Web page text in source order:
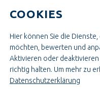
Ausbildung & Studium
Bau- & Projektleitung
Administration &
Handwerk & Montage
Konstruktion & Technik
COOKIES
Hier können Sie die
möchten, bewerten und
Aktivieren oder deaktivieren
richtig halten. Um mehr zu
Datenschutzerklärung